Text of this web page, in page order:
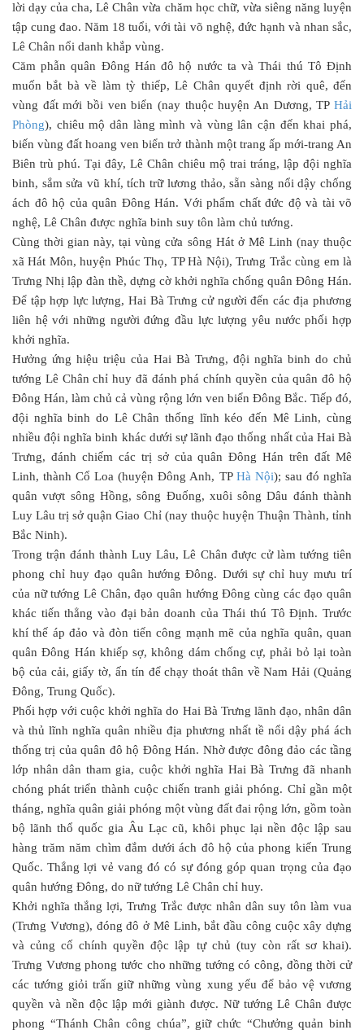
lời dạy của cha, Lê Chân vừa chăm học chữ, vừa siêng năng luyện
tập cung đao. Năm 18 tuổi, với tài võ nghệ, đức hạnh và nhan sắc,
Lê Chân nổi danh khắp vùng.
Căm phẫn quân Đông Hán đô hộ nước ta và Thái thú Tô Định
muốn bắt bà về làm tỳ thiếp, Lê Chân quyết định rời quê, đến
vùng đất mới bồi ven biển (nay thuộc huyện An Dương, TP Hải
Phòng), chiêu mộ dân làng mình và vùng lân cận đến khai phá,
biến vùng đất hoang ven biển trở thành một trang ấp mới-trang An
Biên trù phú. Tại đây, Lê Chân chiêu mộ trai tráng, lập đội nghĩa
binh, sắm sửa vũ khí, tích trữ lương thảo, sẵn sàng nổi dậy chống
ách đô hộ của quân Đông Hán. Với phẩm chất đức độ và tài võ
nghệ, Lê Chân được nghĩa binh suy tôn làm chủ tướng.
Cùng thời gian này, tại vùng cửa sông Hát ở Mê Linh (nay thuộc
xã Hát Môn, huyện Phúc Thọ, TP Hà Nội), Trưng Trắc cùng em là
Trưng Nhị lập đàn thề, dựng cờ khởi nghĩa chống quân Đông Hán.
Để tập hợp lực lượng, Hai Bà Trưng cử người đến các địa phương
liên hệ với những người đứng đầu lực lượng yêu nước phối hợp
khởi nghĩa.
Hưởng ứng hiệu triệu của Hai Bà Trưng, đội nghĩa binh do chủ
tướng Lê Chân chỉ huy đã đánh phá chính quyền của quân đô hộ
Đông Hán, làm chủ cả vùng rộng lớn ven biển Đông Bắc. Tiếp đó,
đội nghĩa binh do Lê Chân thống lĩnh kéo đến Mê Linh, cùng
nhiều đội nghĩa binh khác dưới sự lãnh đạo thống nhất của Hai Bà
Trưng, đánh chiếm các trị sở của quân Đông Hán trên đất Mê
Linh, thành Cổ Loa (huyện Đông Anh, TP Hà Nội); sau đó nghĩa
quân vượt sông Hồng, sông Đuống, xuôi sông Dâu đánh thành
Luy Lâu trị sở quận Giao Chỉ (nay thuộc huyện Thuận Thành, tỉnh
Bắc Ninh).
Trong trận đánh thành Luy Lâu, Lê Chân được cử làm tướng tiên
phong chỉ huy đạo quân hướng Đông. Dưới sự chỉ huy mưu trí
của nữ tướng Lê Chân, đạo quân hướng Đông cùng các đạo quân
khác tiến thẳng vào đại bản doanh của Thái thú Tô Định. Trước
khí thế áp đảo và đòn tiến công mạnh mẽ của nghĩa quân, quan
quân Đông Hán khiếp sợ, không dám chống cự, phải bỏ lại toàn
bộ của cải, giấy tờ, ấn tín để chạy thoát thân về Nam Hải (Quảng
Đông, Trung Quốc).
Phối hợp với cuộc khởi nghĩa do Hai Bà Trưng lãnh đạo, nhân dân
và thủ lĩnh nghĩa quân nhiều địa phương nhất tề nổi dậy phá ách
thống trị của quân đô hộ Đông Hán. Nhờ được đông đảo các tầng
lớp nhân dân tham gia, cuộc khởi nghĩa Hai Bà Trưng đã nhanh
chóng phát triển thành cuộc chiến tranh giải phóng. Chỉ gần một
tháng, nghĩa quân giải phóng một vùng đất đai rộng lớn, gồm toàn
bộ lãnh thổ quốc gia Âu Lạc cũ, khôi phục lại nền độc lập sau
hàng trăm năm chìm đắm dưới ách đô hộ của phong kiến Trung
Quốc. Thắng lợi vẻ vang đó có sự đóng góp quan trọng của đạo
quân hướng Đông, do nữ tướng Lê Chân chỉ huy.
Khởi nghĩa thắng lợi, Trưng Trắc được nhân dân suy tôn làm vua
(Trưng Vương), đóng đô ở Mê Linh, bắt đầu công cuộc xây dựng
và củng cố chính quyền độc lập tự chủ (tuy còn rất sơ khai).
Trưng Vương phong tước cho những tướng có công, đồng thời cử
các tướng giỏi trấn giữ những vùng xung yếu để bảo vệ vương
quyền và nền độc lập mới giành được. Nữ tướng Lê Chân được
phong “Thánh Chân công chúa”, giữ chức “Chưởng quản binh